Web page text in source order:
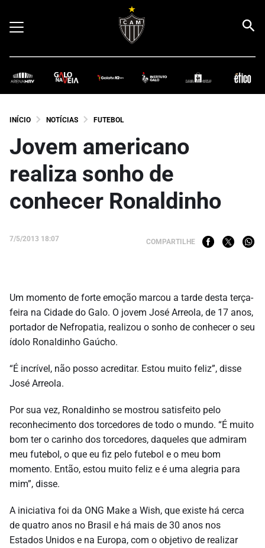
INÍCIO NOTÍCIAS FUTEBOL
Jovem americano
realiza sonho de
conhecer Ronaldinho
7/5/2013 18:07 COMPARTILHE
Um momento de forte emoção marcou a tarde desta terça-
feira na Cidade do Galo. O jovem José Arreola, de 17 anos,
portador de Nefropatia, realizou o sonho de conhecer o seu
ídolo Ronaldinho Gaúcho.
“É incrível, não posso acreditar. Estou muito feliz”, disse
José Arreola.
Por sua vez, Ronaldinho se mostrou satisfeito pelo
reconhecimento dos torcedores de todo o mundo. “É muito
bom ter o carinho dos torcedores, daqueles que admiram
meu futebol, o que eu fiz pelo futebol e o meu bom
momento. Então, estou muito feliz e é uma alegria para
mim”, disse.
A iniciativa foi da ONG Make a Wish, que existe há cerca
de quatro anos no Brasil e há mais de 30 anos nos
Estados Unidos e na Europa, com o objetivo de realizar